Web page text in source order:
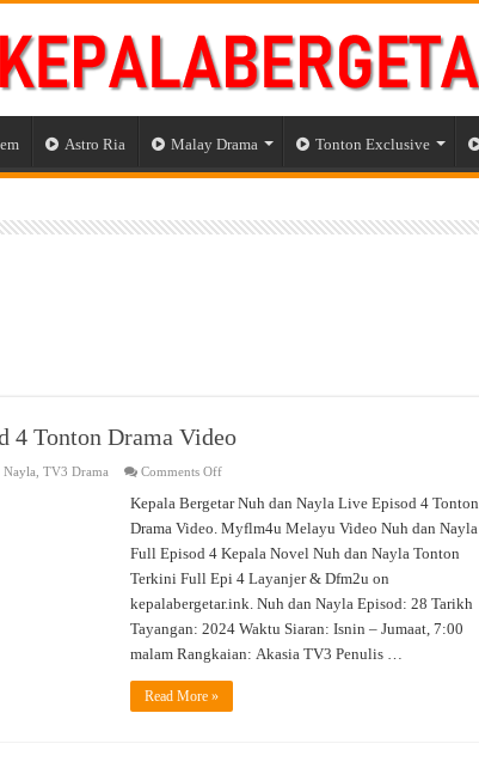
Astro Ria Malay Drama Tonton Exclusive
4 Tonton Drama Video
Nayla TV3 Drama Comments Offon
dan
Live
4
Tonton
Drama
Video
Kepala Bergetar Nuh dan Nayla Live Episod 4 Tonton
Drama Video. Myflm4u Melayu Video Nuh dan Nayla
Full Episod 4 Kepala Novel Nuh dan Nayla Tonton
Terkini Full Epi 4 Layanjer & Dfm2u on
kepalabergetar.ink. Nuh dan Nayla Episod: 28 Tarikh
Tayangan: 2024 Waktu Siaran: Isnin – Jumaat, 7:00
malam Rangkaian: Akasia TV3 Penulis …
Read More »